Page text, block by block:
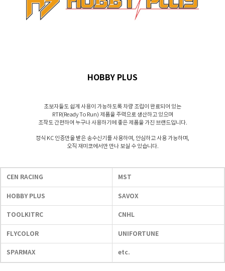
HOBBY PLUS
초보자들도 쉽게 사용이 가능하도록 차량 조립이 완료되어 있는
RTR(Ready To Run) 제품을 주력으로 생산하고 있으며
조작도 간편하여 누구나 사용하기에 좋은 제품을 가진 브랜드입니다.
정식 KC 인증만을 받은 송수신기를 사용하여, 안심하고 사용 가능하며,
오직 재미코에서만 만나 보실 수 있습니다.
CEN RACING MST
HOBBY PLUS SAVOX
TOOLKITRC CNHL
FLYCOLOR UNIFORTUNE
SPARMAX etc.